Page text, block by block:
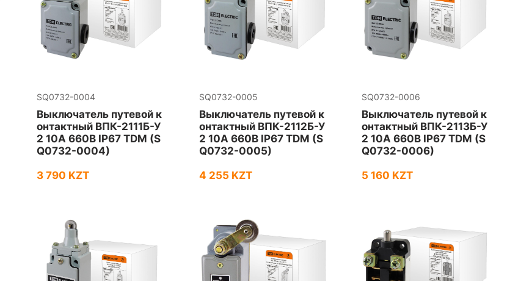
SQ0732-0004
Выключатель путевой к
онтактный ВПК-2111Б-У
2 10А 660В IP67 TDM (S
Q0732-0004)
3 790 KZT
SQ0732-0005
Выключатель путевой к
онтактный ВПК-2112Б-У
2 10А 660В IP67 TDM (S
Q0732-0005)
4 255 KZT
SQ0732-0006
Выключатель путевой к
онтактный ВПК-2113Б-У
2 10А 660В IP67 TDM (S
Q0732-0006)
5 160 KZT